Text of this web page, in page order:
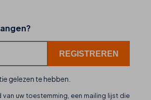
WhatsApp in als nieuw
gelezen te hebben.
uw toestemming, een mailing lijst die